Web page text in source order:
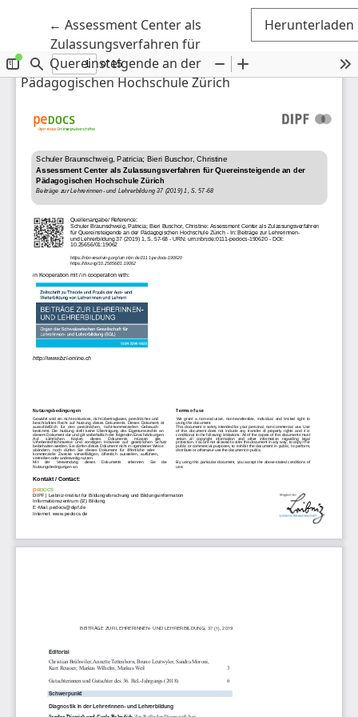
←Zu Artikeldetails zurückkehren
Assessment Center als
Zulassungsverfahren für
Quereinsteigende an der
Pädagogischen Hochschule Zürich
Herunterladen